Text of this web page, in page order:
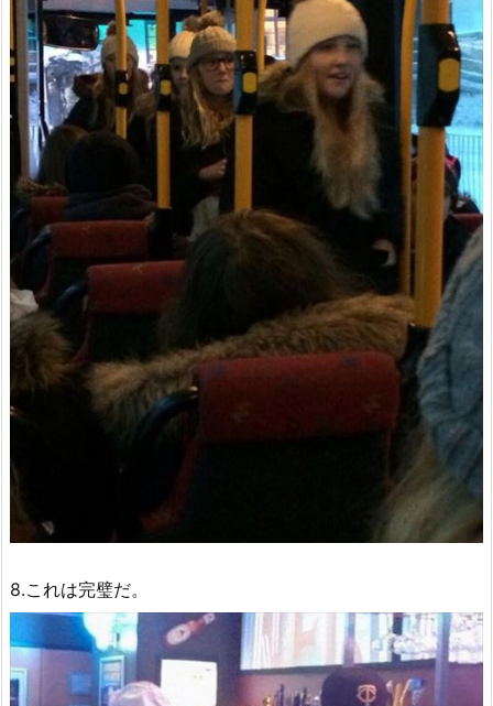
8.これは完璧だ。